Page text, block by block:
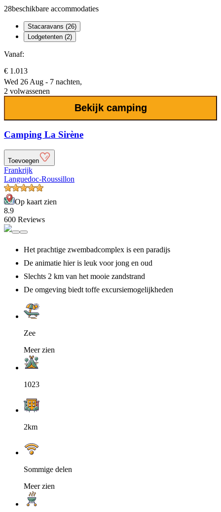
28beschikbare accommodaties
Stacaravans (26)
Lodgetenten (2)
Vanaf:
€ 1.013
Wed 26 Aug - 7 nachten,
2 volwassenen
Bekijk camping
Camping La Sirène
Toevoegen
Frankrijk
Languedoc-Roussillon
Op kaart zien
8.9
600 Reviews
Het prachtige zwembadcomplex is een paradijs
De animatie hier is leuk voor jong en oud
Slechts 2 km van het mooie zandstrand
De omgeving biedt toffe excursiemogelijkheden
Zee
Meer zien
1023
2km
Sommige delen
Meer zien